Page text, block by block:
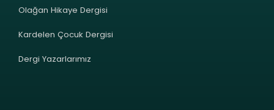
Olağan Hikaye Dergisi
Kardelen Çocuk Dergisi
Dergi Yazarlarımız